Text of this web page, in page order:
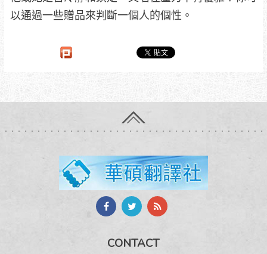
以通過一些贈品來判斷一個人的個性。
CONTACT